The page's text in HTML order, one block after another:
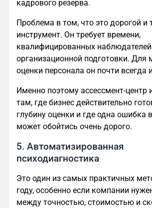
кадрового резерва.
Проблема в том, что это дорогой и
инструмент. Он требует времени,
квалифицированных наблюдателей
организационной подготовки. Для
оценки персонала он почти всегда
Именно поэтому ассессмент-центр
там, где бизнес действительно
глубину оценки и где одна ошибка
может обойтись очень дорого.
5. Автоматизированная
психодиагностика
Это один из самых практичных
году, особенно если компании
между точностью, стоимостью и